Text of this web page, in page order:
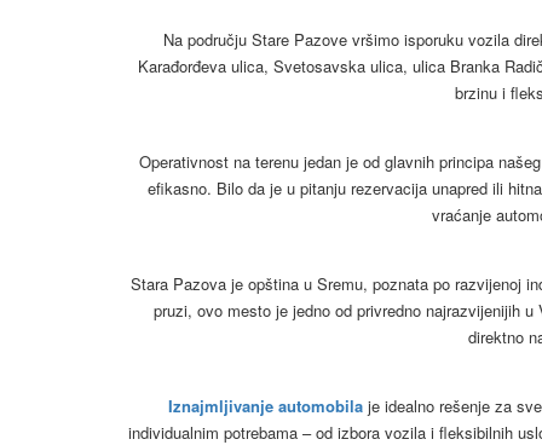
Na području Stare Pazove vršimo isporuku vozila
Karađorđeva ulica, Svetosavska ulica, ulica Branka
brzinu i
Operativnost na terenu jedan je od glavnih principa
efikasno. Bilo da je u pitanju rezervacija unapred ili
vraćanje
Stara Pazova je opština u Sremu, poznata po razvijenoj
pruzi, ovo mesto je jedno od privredno najrazvijenijih
direktno
Iznajmljivanje automobila je idealno rešenje za
individualnim potrebama – od izbora vozila i fleksibilnih